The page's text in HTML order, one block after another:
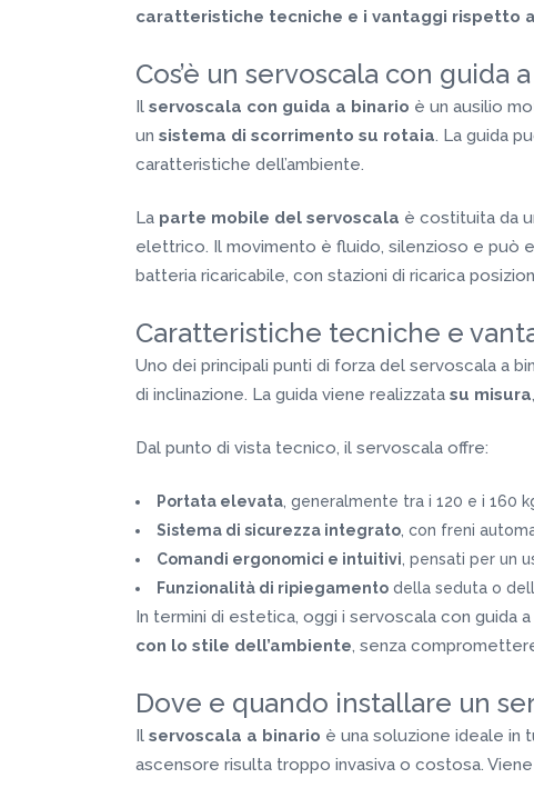
caratteristiche tecniche e i vantaggi rispetto
Cos’è un servoscala con
Il servoscala con guida a binario è un ausilio
un sistema di scorrimento su rotaia. La guida
caratteristiche dell’ambiente.
La parte mobile del servoscala è costituita da
elettrico. Il movimento è fluido, silenzioso e può
batteria ricaricabile, con stazioni di ricarica
Caratteristiche tecniche e
Uno dei principali punti di forza del servoscala a
di inclinazione. La guida viene realizzata su misura
Dal punto di vista tecnico, il servoscala offre:
Portata elevata, generalmente tra i 120 e i 160
Sistema di sicurezza integrato, con freni
Comandi ergonomici e intuitivi, pensati per un
Funzionalità di ripiegamento della seduta o
In termini di estetica, oggi i servoscala con guida
con lo stile dell’ambiente, senza
Dove e quando installare un
Il servoscala a binario è una soluzione ideale in
ascensore risulta troppo invasiva o costosa.